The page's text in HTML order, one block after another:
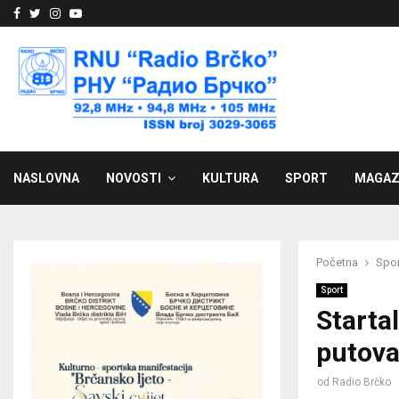
Facebook
Twitter
Instagram
Youtube
NASLOVNA NOVOSTI KULTURA SPORT
Početna
Sport
od Radio Brčko